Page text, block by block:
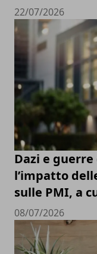
22/07/2026
Dazi e
l’impatto
sulle PMI, a
08/07/2026